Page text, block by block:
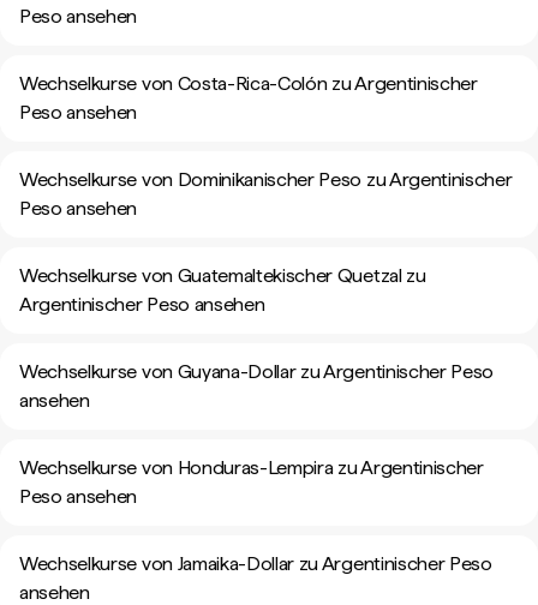
Peso ansehen
Wechselkurse von Costa-Rica-Colón zu Argentinischer
Peso ansehen
Wechselkurse von Dominikanischer Peso zu Argentinischer
Peso ansehen
Wechselkurse von Guatemaltekischer Quetzal zu
Argentinischer Peso ansehen
Wechselkurse von Guyana-Dollar zu Argentinischer Peso
ansehen
Wechselkurse von Honduras-Lempira zu Argentinischer
Peso ansehen
Wechselkurse von Jamaika-Dollar zu Argentinischer Peso
ansehen